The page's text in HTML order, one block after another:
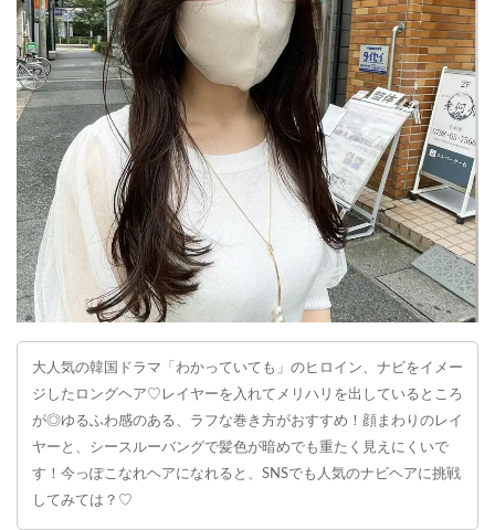
大人気の韓国ドラマ「わかっていても」のヒロイン、ナビをイメー
ジしたロングヘア♡レイヤーを入れてメリハリを出しているところ
が◎ゆるふわ感のある、ラフな巻き方がおすすめ！顔まわりのレイ
ヤーと、シースルーバングで髪色が暗めでも重たく見えにくいで
す！今っぽこなれヘアになれると、SNSでも人気のナビヘアに挑戦
してみては？♡